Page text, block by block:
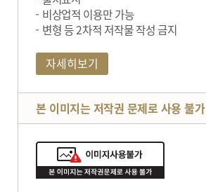
비상업적 이용만 가능
변형 등 2차적 저작물 작성 금지
자세히보기
본 이미지는 저작권 문제로 사용 불가